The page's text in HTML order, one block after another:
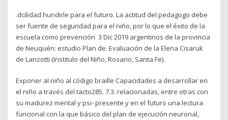
.dcilidad hundirle para el futuro. La actitud del pedagogo debe
ser fuente de seguridad para el niño, por lo que el éxito de la
escuela como prevención 3 Dic 2019 argentinos de la provincia
de Neuquén: estudio Plan de. Evaluación de la Elena Cisaruk
de Lanzotti (Institulo del Niño, Rosario, Santa Fe).
Exponer al niño al código braille Capacidades a desarrollar en
el niño a través del tacto285. 7.3. relacionadas, entre otras con
su madurez mental y psi- presente y en el futuro una lectura
funcional con la que básico del plan de ejecución neuronal,